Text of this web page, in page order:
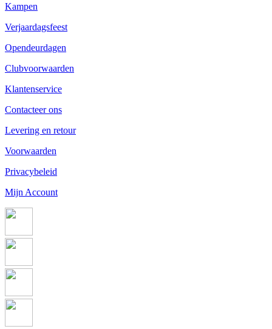
Kampen
Verjaardagsfeest
Opendeurdagen
Clubvoorwaarden
Klantenservice
Contacteer ons
Levering en retour
Voorwaarden
Privacybeleid
Mijn Account